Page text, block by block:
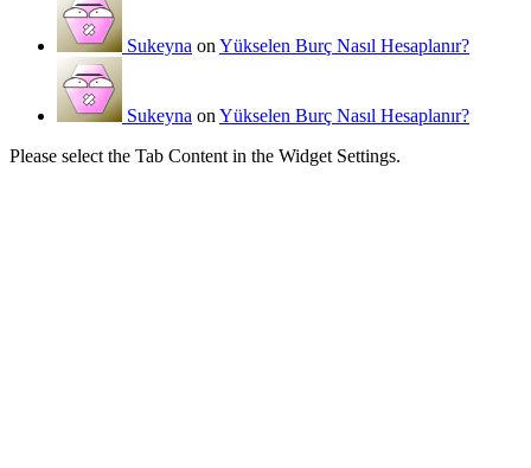
Sukeyna on Yükselen Burç Nasıl Hesaplanır?
Sukeyna on Yükselen Burç Nasıl Hesaplanır?
Please select the Tab Content in the Widget Settings.